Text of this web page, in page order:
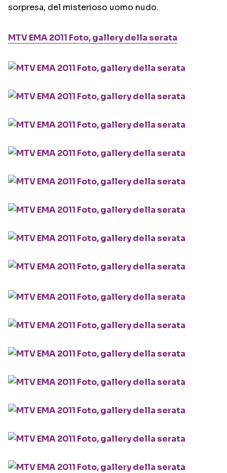
sorpresa, del misterioso uomo nudo.
MTV EMA 2011 Foto, gallery della serata